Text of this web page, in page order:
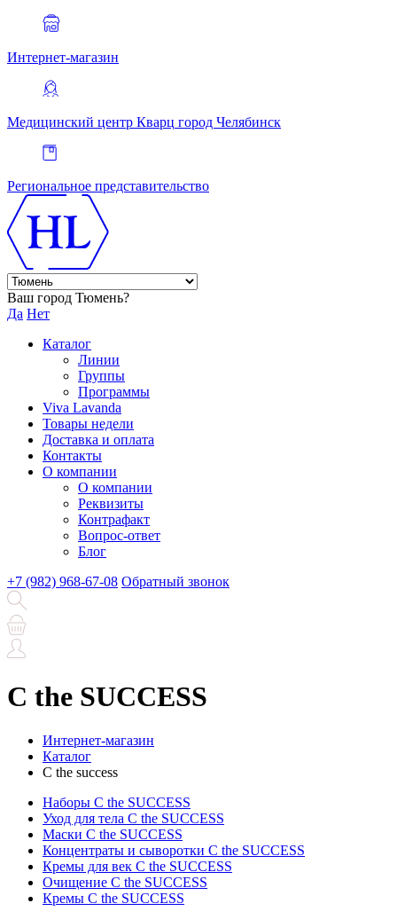
Интернет-магазин
Медицинский центр Кварц город Челябинск
Региональное представительство
Ваш город Тюмень?
Да Нет
Каталог
Линии
Группы
Программы
Viva Lavanda
Товары недели
Доставка и оплата
Контакты
О компании
О компании
Реквизиты
Контрафакт
Вопрос-ответ
Блог
+7 (982) 968-67-08 Обратный звонок
C the SUCCESS
Интернет-магазин
Каталог
C the success
Наборы C the SUCCESS
Уход для тела C the SUCCESS
Маски C the SUCCESS
Концентраты и сыворотки C the SUCCESS
Кремы для век C the SUCCESS
Очищение C the SUCCESS
Кремы C the SUCCESS